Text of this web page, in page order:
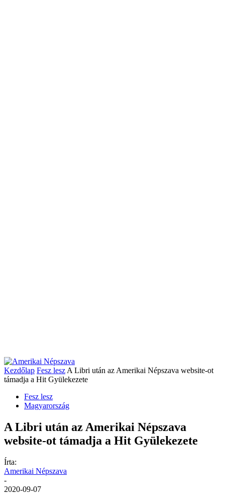
Kezdőlap Fesz lesz A Libri után az Amerikai Népszava website-ot
támadja a Hit Gyülekezete
Fesz lesz
Magyarország
A Libri után az Amerikai Népszava
website-ot támadja a Hit Gyülekezete
Írta:
Amerikai Népszava
-
2020-09-07